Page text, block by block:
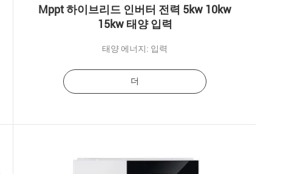
Mppt 하이브리드 인버터 전력 5kw 10kw
15kw 태양 입력
태양 에너지: 입력
더